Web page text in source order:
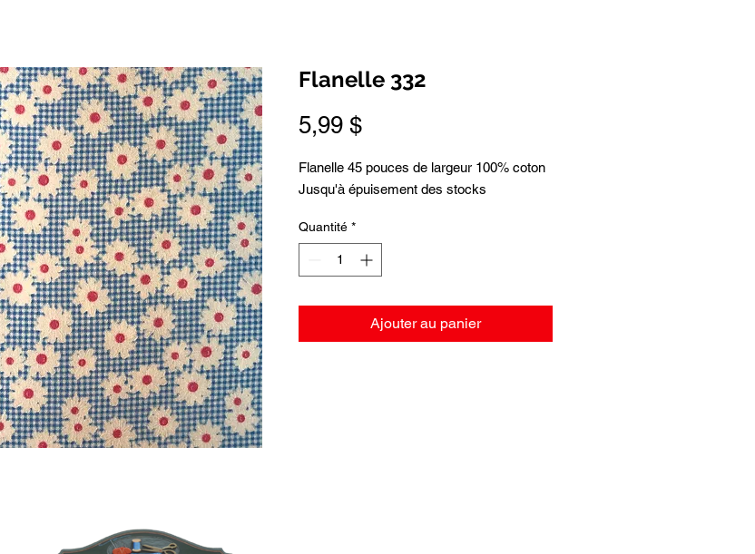
Flanelle 332
5,99 $Prix
Flanelle 45 pouces de largeur 100% coton
Jusqu'à épuisement des stocks
Quantité *
Ajouter au panier